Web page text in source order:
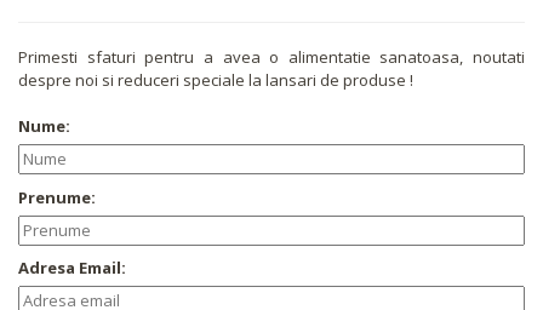
Primesti sfaturi pentru a avea o alimentatie sanatoasa, noutati
despre noi si reduceri speciale la lansari de produse !
Nume:
Prenume:
Adresa Email: